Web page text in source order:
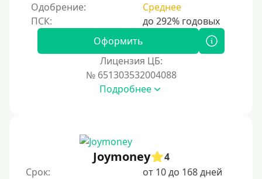
Одобрение:
Среднее
Оформить
Лицензия ЦБ:
№ 651303532004088
Подробнее
Joymoney
4
Срок:
от 10 до 168 дней